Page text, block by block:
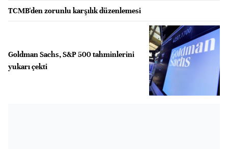
TCMB'den zorunlu karşılık düzenlemesi
Goldman Sachs, S&P 500 tahminlerini
yukarı çekti